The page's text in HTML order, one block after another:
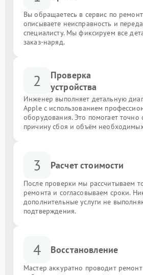
Вы обращаетесь в сервис по
описываете неисправность и
специалисту. Мы фиксируем все
заказ-наряд.
2
Проверка
устройства
Инженер выполняет детальную
Apple с использованием
оборудования. Это помогает точно
причину сбоя и объём
3 Расчет стоимости
После проверки мы рассчитываем
ремонта и согласовываем сроки.
дополнительные услуги не
подтверждения.
4 Восстановление
Мастер аккуратно проводит